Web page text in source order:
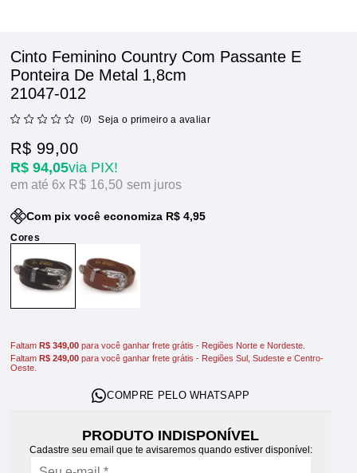
Cinto Feminino Country Com Passante E
Ponteira De Metal 1,8cm
21047-012
(0) Seja o primeiro a avaliar
R$ 94,05via PIX!
R$ 99,00
6x R$ 16,50sem juros
Com pix você economiza R$ 4,95
FaltamR$ 349,00 para você ganhar frete grátis - Regiões Norte e Nordeste.
FaltamR$ 249,00 para você ganhar frete grátis - Regiões Sul, Sudeste e Centro-
Oeste.
PRODUTO INDISPONÍVEL
Cadastre seu email que te avisaremos quando estiver disponível: